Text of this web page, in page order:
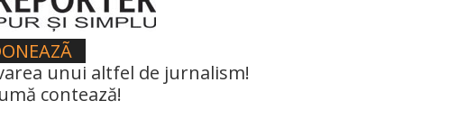
unui altfel de jurnalism!
contează!